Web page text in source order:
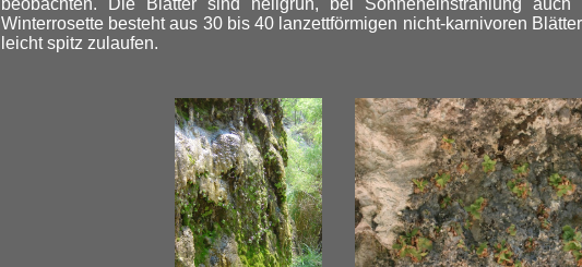
Winterrosette besteht aus 30 bis 40 lanzettförmigen nicht-karnivoren
leicht spitz zulaufen.